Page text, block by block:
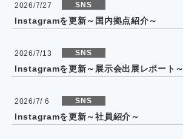
2026/7/27 SNS
Instagramを更新～国内拠点紹介～
2026/7/13 SNS
Instagramを更新～展示会出展レポート～
2026/7/ 6 SNS
Instagramを更新～社員紹介～